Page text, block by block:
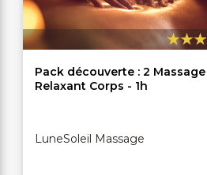
Pack découverte : 2 Massage
Relaxant Corps - 1h
LuneSoleil Massage